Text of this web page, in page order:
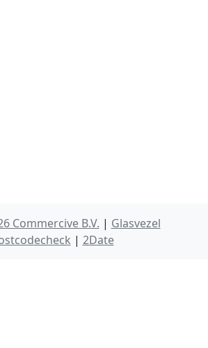
Commercive B.V. | Glasvezel
| 2Date